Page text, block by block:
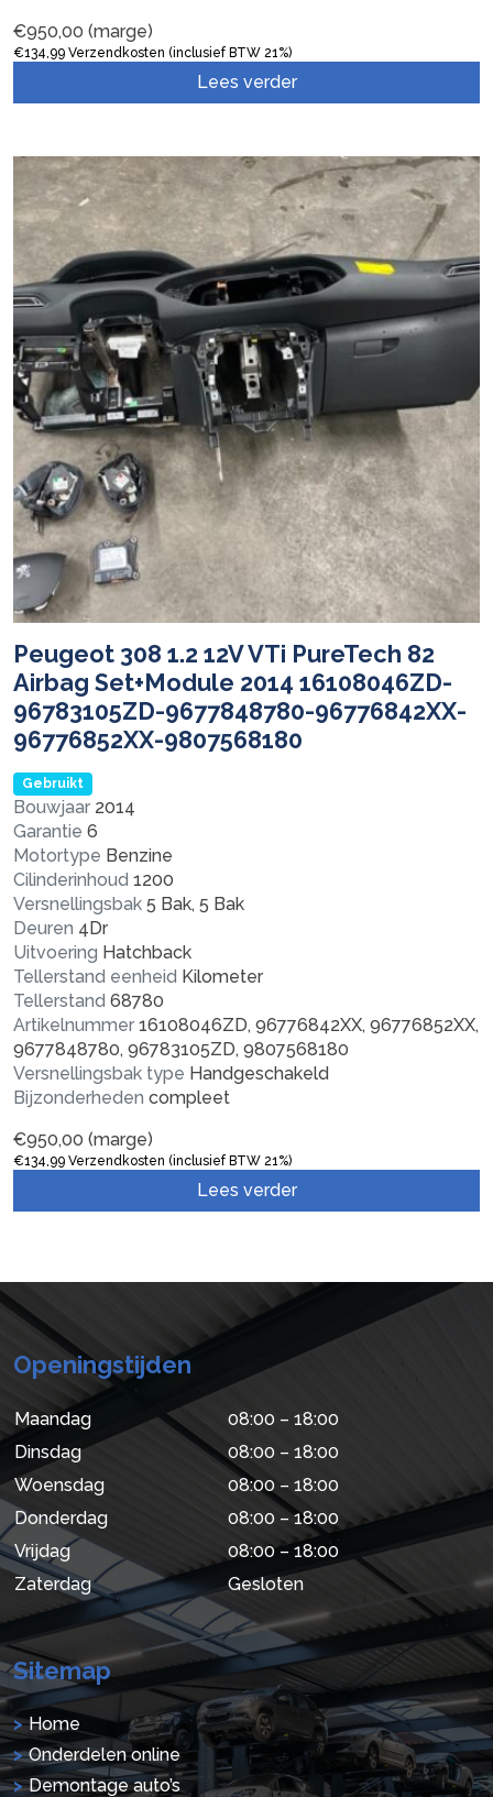
€950,00 (marge)
€134,99 Verzendkosten (inclusief BTW 21%)
Lees verder
Peugeot 308 1.2 12V VTi PureTech 82
Airbag Set+Module 2014 16108046ZD-
96783105ZD-9677848780-96776842XX-
96776852XX-9807568180
Gebruikt
Bouwjaar 2014
Garantie 6
Motortype Benzine
Cilinderinhoud 1200
Versnellingsbak 5 Bak, 5 Bak
Deuren 4Dr
Uitvoering Hatchback
Tellerstand eenheid Kilometer
Tellerstand 68780
Artikelnummer 16108046ZD, 96776842XX, 96776852XX,
9677848780, 96783105ZD, 9807568180
Versnellingsbak type Handgeschakeld
Bijzonderheden compleet
€950,00 (marge)
€134,99 Verzendkosten (inclusief BTW 21%)
Lees verder
Openingstijden
Maandag
08:00 – 18:00
Dinsdag
08:00 – 18:00
Woensdag
08:00 – 18:00
Donderdag
08:00 – 18:00
Vrijdag
08:00 – 18:00
Zaterdag
Gesloten
Sitemap
Home
Onderdelen online
Demontage auto’s